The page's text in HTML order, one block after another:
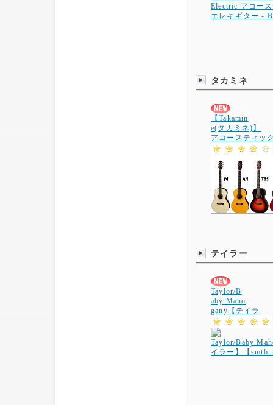
タカミネ
【Takamin
e(タカミネ)】
アコースティッ
テイラー
Taylor/B
aby Maho
gany【テイラ